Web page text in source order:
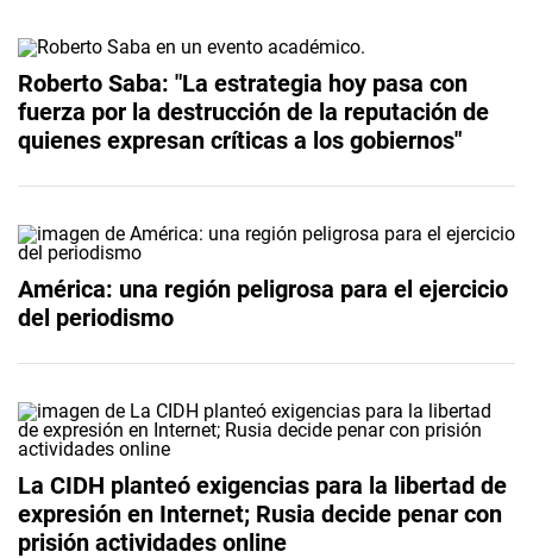
Roberto Saba: "La estrategia hoy pasa con
fuerza por la destrucción de la reputación de
quienes expresan críticas a los gobiernos"
América: una región peligrosa para el ejercicio
del periodismo
La CIDH planteó exigencias para la libertad de
expresión en Internet; Rusia decide penar con
prisión actividades online